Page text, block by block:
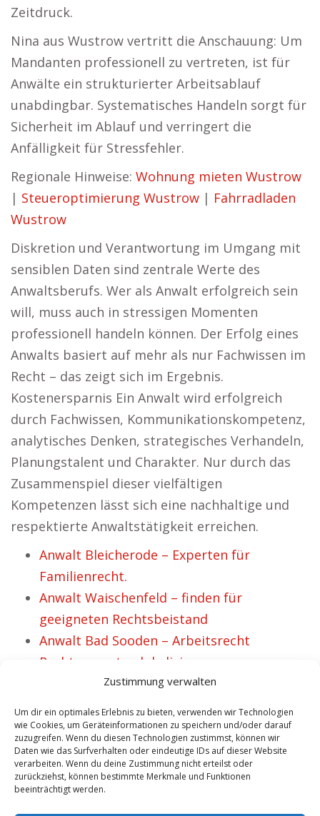
Zustimmung verwalten
Um dir ein optimales Erlebnis zu bieten, verwenden wir Technologien
wie Cookies, um Geräteinformationen zu speichern und/oder darauf
zuzugreifen. Wenn du diesen Technologien zustimmst, können wir
Daten wie das Surfverhalten oder eindeutige IDs auf dieser Website
verarbeiten. Wenn du deine Zustimmung nicht erteilst oder
zurückziehst, können bestimmte Merkmale und Funktionen
beeinträchtigt werden.
Zeitdruck.
Nina aus Wustrow vertritt die Anschauung: Um
Mandanten professionell zu vertreten, ist für
Anwälte ein strukturierter Arbeitsablauf
unabdingbar. Systematisches Handeln sorgt für
Sicherheit im Ablauf und verringert die
Anfälligkeit für Stressfehler.
Regionale Hinweise: Wohnung mieten Wustrow
| Steueroptimierung Wustrow | Fahrradladen
Wustrow
Diskretion und Verantwortung im Umgang mit
sensiblen Daten sind zentrale Werte des
Anwaltsberufs. Wer als Anwalt erfolgreich sein
will, muss auch in stressigen Momenten
professionell handeln können. Der Erfolg eines
Anwalts basiert auf mehr als nur Fachwissen im
Recht – das zeigt sich im Ergebnis.
Kostenersparnis Ein Anwalt wird erfolgreich
durch Fachwissen, Kommunikationskompetenz,
analytisches Denken, strategisches Verhandeln,
Planungstalent und Charakter. Nur durch das
Zusammenspiel dieser vielfältigen
Kompetenzen lässt sich eine nachhaltige und
respektierte Anwaltstätigkeit erreichen.
Anwalt Bleicherode – Experten für
Familienrecht.
Anwalt Waischenfeld – finden für
geeigneten Rechtsbeistand
Anwalt Bad Sooden – Arbeitsrecht
Rechtsexperten lokalisieren.
Anwalt Innsbruck – Strafrecht
Rechtsexperten finden.
Anwalt Norderney – unterschiedliche
Rechtsgebiete.
Anwalt Bad Rodach – lokalisieren für 1A
Rechtsberater
Anwalt Baunatal – Umgehend passenden